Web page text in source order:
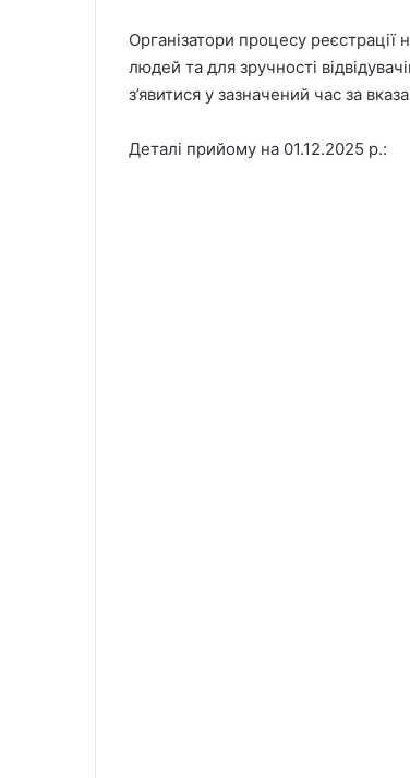
Організатори процесу
людей та для зручності
з’явитися у зазначений час за
Деталі прийому на 01.12.2025 р.: